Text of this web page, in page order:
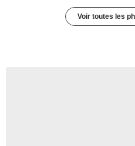
Voir toutes les